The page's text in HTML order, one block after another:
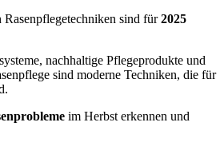
sind für2025
nachhaltige Pflegeprodukte und
sind moderne Techniken, die für
im Herbst erkennen und